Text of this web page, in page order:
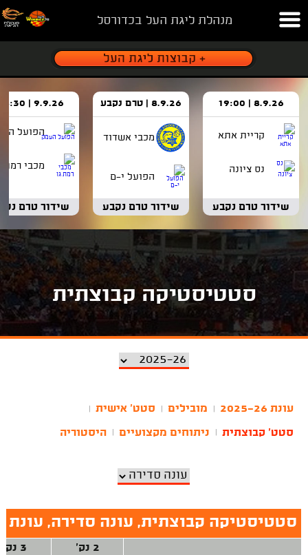
מנהלת ליגת העל בכדורסל
8.9.26 | 19:00
קריית אתא
נס ציונה
שידור טרם נקבע
8.9.26 | טרם נקבע
מכבי אשדוד
הפועל י-ם
שידור טרם נקבע
9.9.26 | 18:30
הפועל
מכבי רמת
שידור טרם
סטטיסטיקה קבוצתית
עונת 2025-26 מובילים סטט' אישית
סטט' קבוצתית ניתוחים מקצועיים היסטוריה
סטטיסטיקה קבוצתית, עונה סדירה, עונת 2025-26
2 נק'
3 נק'